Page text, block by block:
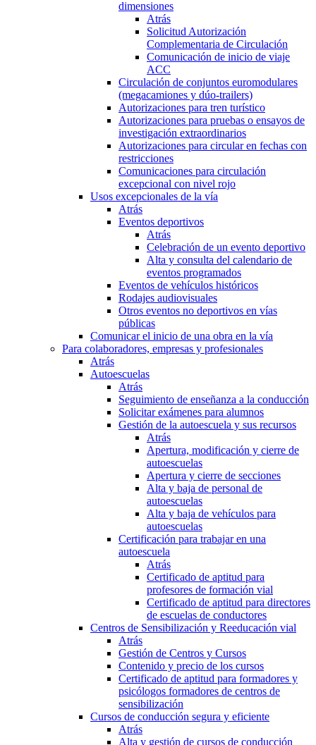
dimensiones
Atrás
Solicitud Autorización
Complementaria de Circulación
Comunicación de inicio de viaje
ACC
Circulación de conjuntos euromodulares
(megacamiones y dúo-trailers)
Autorizaciones para tren turístico
Autorizaciones para pruebas o ensayos de
investigación extraordinarios
Autorizaciones para circular en fechas con
restricciones
Comunicaciones para circulación
excepcional con nivel rojo
Usos excepcionales de la vía
Atrás
Eventos deportivos
Atrás
Celebración de un evento deportivo
Alta y consulta del calendario de
eventos programados
Eventos de vehículos históricos
Rodajes audiovisuales
Otros eventos no deportivos en vías
públicas
Comunicar el inicio de una obra en la vía
Para colaboradores, empresas y profesionales
Atrás
Autoescuelas
Atrás
Seguimiento de enseñanza a la conducción
Solicitar exámenes para alumnos
Gestión de la autoescuela y sus recursos
Atrás
Apertura, modificación y cierre de
autoescuelas
Apertura y cierre de secciones
Alta y baja de personal de
autoescuelas
Alta y baja de vehículos para
autoescuelas
Certificación para trabajar en una
autoescuela
Atrás
Certificado de aptitud para
profesores de formación vial
Certificado de aptitud para directores
de escuelas de conductores
Centros de Sensibilización y Reeducación vial
Atrás
Gestión de Centros y Cursos
Contenido y precio de los cursos
Certificado de aptitud para formadores y
psicólogos formadores de centros de
sensibilización
Cursos de conducción segura y eficiente
Atrás
Alta y gestión de cursos de conducción